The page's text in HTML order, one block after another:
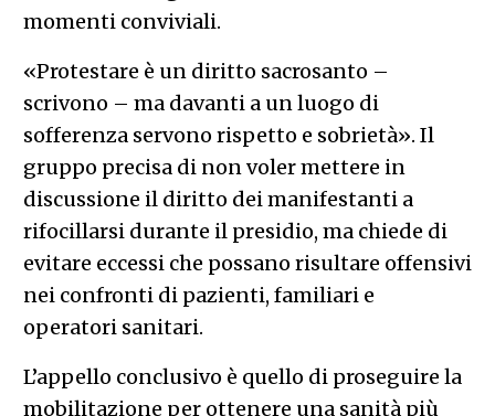
momenti conviviali.
«Protestare è un diritto sacrosanto –
scrivono – ma davanti a un luogo di
sofferenza servono rispetto e sobrietà». Il
gruppo precisa di non voler mettere in
discussione il diritto dei manifestanti a
rifocillarsi durante il presidio, ma chiede di
evitare eccessi che possano risultare offensivi
nei confronti di pazienti, familiari e
operatori sanitari.
L’appello conclusivo è quello di proseguire la
mobilitazione per ottenere una sanità più